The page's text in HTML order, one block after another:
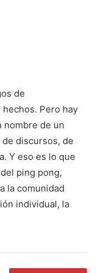
de
Pero hay
nombre de un
discursos, de
Y eso es lo que
ping pong,
la comunidad
individual, la